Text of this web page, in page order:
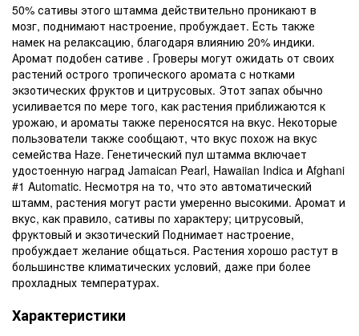
50% сативы этого штамма действительно проникают в
мозг, поднимают настроение, пробуждает. Есть также
намек на релаксацию, благодаря влиянию 20% индики.
Аромат подобен сативе . Гроверы могут ожидать от своих
растений острого тропического аромата с нотками
экзотических фруктов и цитрусовых. Этот запах обычно
усиливается по мере того, как растения приближаются к
урожаю, и ароматы также переносятся на вкус. Некоторые
пользователи также сообщают, что вкус похож на вкус
семейства Haze. Генетический пул штамма включает
удостоенную наград Jamaican Pearl, Hawaiian Indica и Afghani
#1 Automatic. Несмотря на то, что это автоматический
штамм, растения могут расти умеренно высокими. Аромат и
вкус, как правило, сативы по характеру; цитрусовый,
фруктовый и экзотический Поднимает настроение,
пробуждает желание общаться. Растения хорошо растут в
большинстве климатических условий, даже при более
прохладных температурах.
Характеристики